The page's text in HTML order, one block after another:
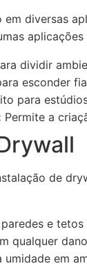
diversas
aplicações
dividir
esconder
para
Permite a
de
e
qualquer
em